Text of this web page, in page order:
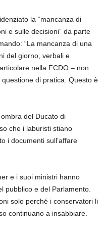
la “mancanza di
e sulle decisioni” da parte
“La mancanza di una
del giorno, verbali e
nella FCDO – non
di pratica. Questo è
del Ducato di
che i laburisti stiano
i documenti sull’affare
e i suoi ministri hanno
pubblico e del Parlamento.
solo perché i conservatori li
continuano a insabbiare.